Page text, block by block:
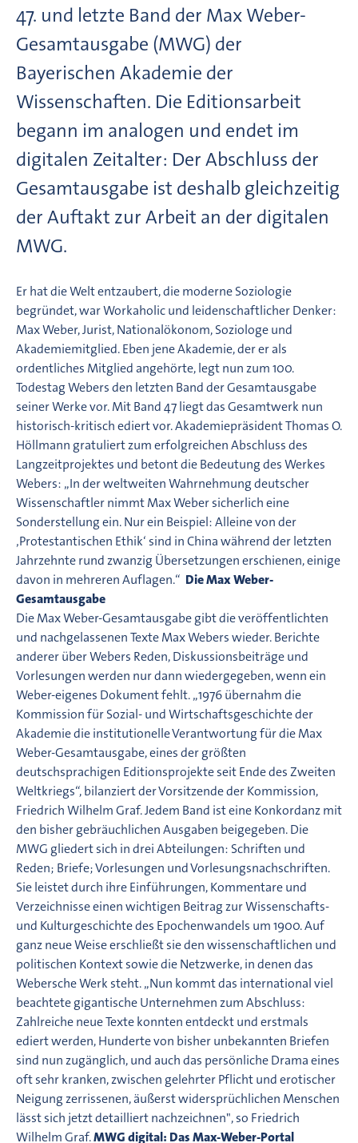
47. und letzte Band der Max Weber-
Gesamtausgabe (MWG) der
Bayerischen Akademie der
Wissenschaften. Die Editionsarbeit
begann im analogen und endet im
digitalen Zeitalter: Der Abschluss der
Gesamtausgabe ist deshalb gleichzeitig
der Auftakt zur Arbeit an der digitalen
MWG.
Er hat die Welt entzaubert, die moderne Soziologie
begründet, war Workaholic und leidenschaftlicher Denker:
Max Weber, Jurist, Nationalökonom, Soziologe und
Akademiemitglied. Eben jene Akademie, der er als
ordentliches Mitglied angehörte, legt nun zum 100.
Todestag Webers den letzten Band der Gesamtausgabe
seiner Werke vor. Mit Band 47 liegt das Gesamtwerk nun
historisch-kritisch ediert vor. Akademiepräsident Thomas O.
Höllmann gratuliert zum erfolgreichen Abschluss des
Langzeitprojektes und betont die Bedeutung des Werkes
Webers: „In der weltweiten Wahrnehmung deutscher
Wissenschaftler nimmt Max Weber sicherlich eine
Sonderstellung ein. Nur ein Beispiel: Alleine von der
‚Protestantischen Ethik‘ sind in China während der letzten
Jahrzehnte rund zwanzig Übersetzungen erschienen, einige
davon in mehreren Auflagen.“ Die Max Weber-
Gesamtausgabe
Die Max Weber-Gesamtausgabe gibt die veröffentlichten
und nachgelassenen Texte Max Webers wieder. Berichte
anderer über Webers Reden, Diskussionsbeiträge und
Vorlesungen werden nur dann wiedergegeben, wenn ein
Weber-eigenes Dokument fehlt. „1976 übernahm die
Kommission für Sozial- und Wirtschaftsgeschichte der
Akademie die institutionelle Verantwortung für die Max
Weber-Gesamtausgabe, eines der größten
deutschsprachigen Editionsprojekte seit Ende des Zweiten
Weltkriegs“, bilanziert der Vorsitzende der Kommission,
Friedrich Wilhelm Graf. Jedem Band ist eine Konkordanz mit
den bisher gebräuchlichen Ausgaben beigegeben. Die
MWG gliedert sich in drei Abteilungen: Schriften und
Reden; Briefe; Vorlesungen und Vorlesungsnachschriften.
Sie leistet durch ihre Einführungen, Kommentare und
Verzeichnisse einen wichtigen Beitrag zur Wissenschafts-
und Kulturgeschichte des Epochenwandels um 1900. Auf
ganz neue Weise erschließt sie den wissenschaftlichen und
politischen Kontext sowie die Netzwerke, in denen das
Webersche Werk steht. „Nun kommt das international viel
beachtete gigantische Unternehmen zum Abschluss:
Zahlreiche neue Texte konnten entdeckt und erstmals
ediert werden, Hunderte von bisher unbekannten Briefen
sind nun zugänglich, und auch das persönliche Drama eines
oft sehr kranken, zwischen gelehrter Pflicht und erotischer
Neigung zerrissenen, äußerst widersprüchlichen Menschen
lässt sich jetzt detailliert nachzeichnen", so Friedrich
Wilhelm Graf.MWG digital: Das Max-Weber-Portal